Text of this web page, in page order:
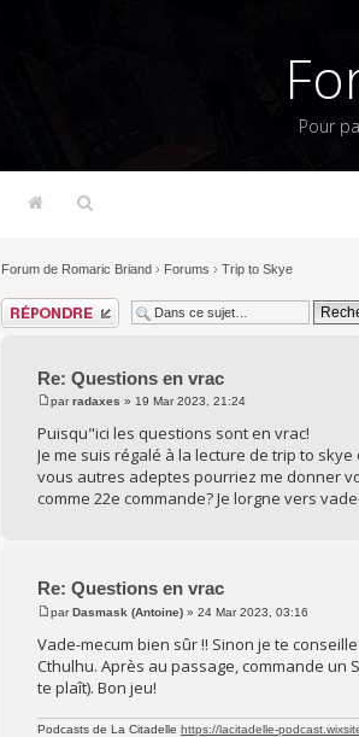
Pour
Forum de Romaric Briand › Forums › Trip to Skye
Répondre
Re: Questions en vrac
parradaxes » 19 Mar 2023, 21:24
Puisqu"ici les questions sont en vrac!
Je me suis régalé à la lecture de trip to
vous autres adeptes pourriez me donner
comme 22e commande? Je lorgne vers
Re: Questions en vrac
parDasmask (Antoine) » 24 Mar 2023, 03:16
Vade-mecum bien sûr !! Sinon je te
Cthulhu. Après au passage, commande
te plaît). Bon jeu!
Podcasts de La Citadelle https://lacitadelle-